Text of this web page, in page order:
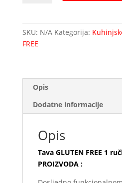
SKU: N/A Kategorija:
FREE
Opis
Dodatne informacije
Opis
Tava GLUTEN FREE 1
PROIZVODA :